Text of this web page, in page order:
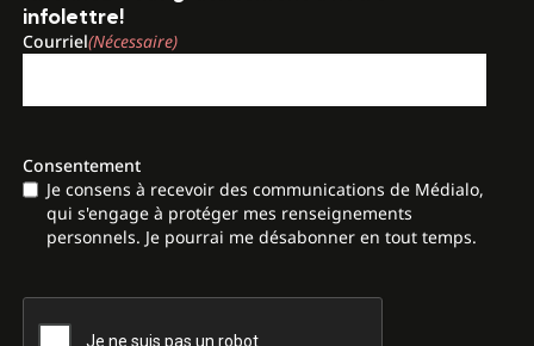
infolettre!
Courriel(Nécessaire)
Consentement
Je consens à recevoir des communications de Médialo,
qui s'engage à protéger mes renseignements
personnels. Je pourrai me désabonner en tout temps.